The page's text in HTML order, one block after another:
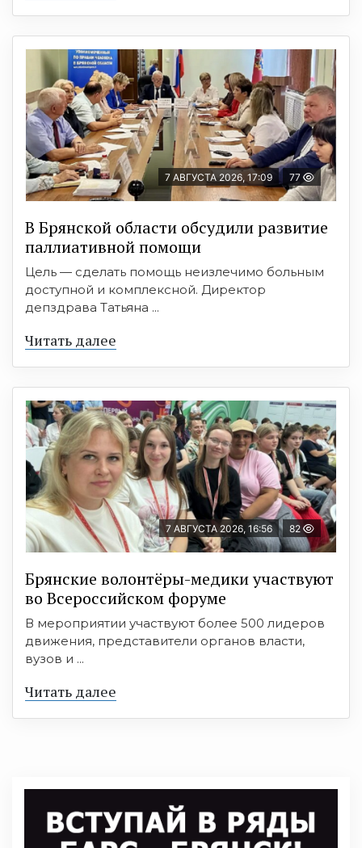
7 АВГУСТА 2026, 17:09 77
В Брянской области обсудили развитие
паллиативной помощи
Цель — сделать помощь неизлечимо больным
доступной и комплексной. Директор
депздрава Татьяна ...
Читать далее
7 АВГУСТА 2026, 16:56 82
Брянские волонтёры-медики участвуют
во Всероссийском форуме
В мероприятии участвуют более 500 лидеров
движения, представители органов власти,
вузов и ...
Читать далее